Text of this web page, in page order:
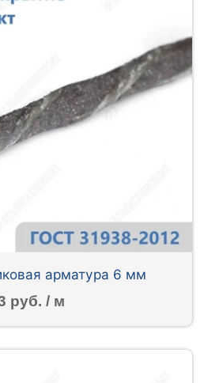
арматура 6 мм
руб. / м